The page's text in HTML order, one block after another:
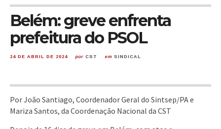
Belém: greve enfrenta
prefeitura do PSOL
24 DE ABRIL DE 2024 por CST em SINDICAL
Por João Santiago, Coordenador Geral do Sintsep/PA e
Mariza Santos, da Coordenação Nacional da CST